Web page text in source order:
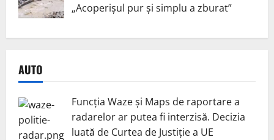
„Acoperișul pur și simplu a zburat”
AUTO
Funcția Waze și Maps de raportare a
radarelor ar putea fi interzisă. Decizia
luată de Curtea de Justiție a UE